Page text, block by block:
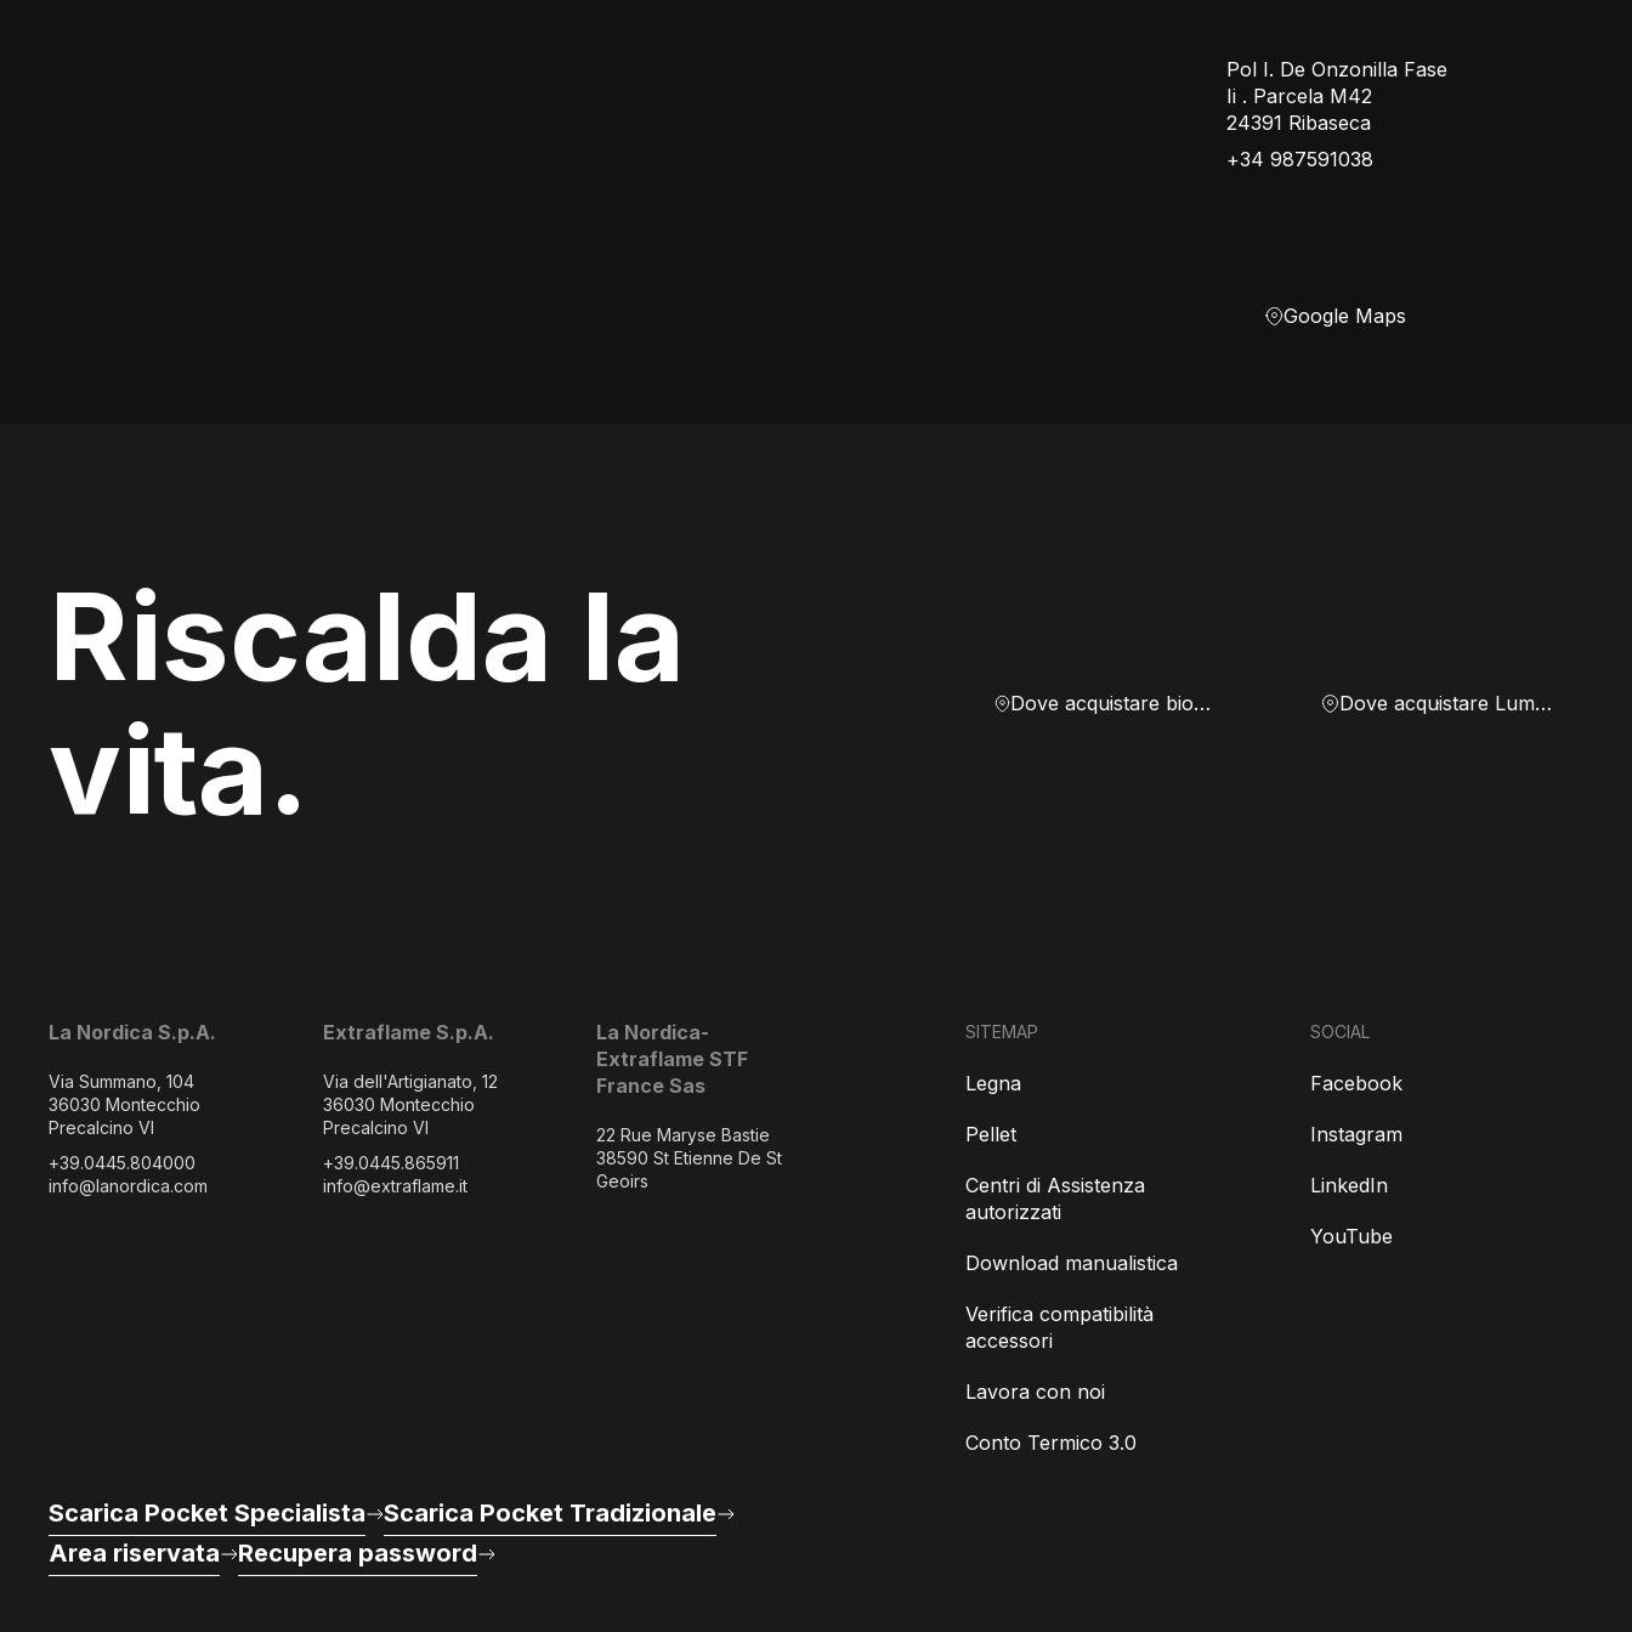
Pol I. De Onzonilla Fase
Ii . Parcela M42
24391 Ribaseca
+34 987591038
Google Maps
Riscalda la
vita.
Dove acquistare biomassa Dove acquistare Lumen
La Nordica S.p.A.
Via Summano, 104
36030 Montecchio
Precalcino VI
+39.0445.804000
info@lanordica.com
Extraflame S.p.A.
Via dell'Artigianato, 12
36030 Montecchio
Precalcino VI
+39.0445.865911
info@extraflame.it
La Nordica-
Extraflame STF
France Sas
22 Rue Maryse Bastie
38590 St Etienne De St
Geoirs
Scarica Pocket Specialista
Scarica Pocket Tradizionale
Area riservata
Recupera password
SITEMAP
Legna
Pellet
Centri di Assistenza
autorizzati
Download manualistica
Verifica compatibilità
accessori
Lavora con noi
Conto Termico 3.0
SOCIAL
Facebook
Instagram
LinkedIn
YouTube